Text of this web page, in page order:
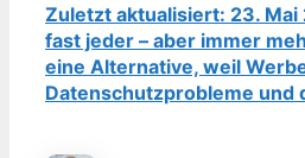
Zuletzt aktualisiert: 23.
fast jeder – aber immer
eine Alternative, weil
Datenschutzprobleme und